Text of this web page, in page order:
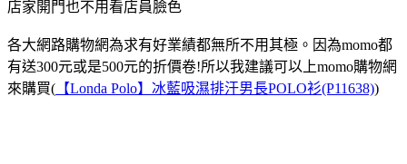
店家開門也不用看店員臉色
各大網路購物網為求有好業績都無所不用其極。因為momo都
有送300元或是500元的折價卷!所以我建議可以上momo購物網
來購買( 【Londa Polo】冰藍吸濕排汗男長POLO衫(P11638))